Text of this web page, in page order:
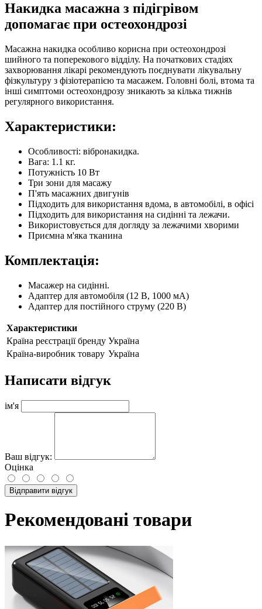
Накидка масажна з підігрівом
допомагає при остеохондрозі
Масажна накидка особливо корисна при остеохондрозі
шийного та поперекового відділу. На початкових стадіях
захворювання лікарі рекомендують поєднувати лікувальну
фізкультуру з фізіотерапією та масажем. Головні болі, втома та
інші симптоми остеохондрозу зникають за кілька тижнів
регулярного використання.
Характеристики:
Особливості: вібронакидка.
Вага: 1.1 кг.
Потужність 10 Вт
Три зони для масажу
П'ять масажних двигунів
Підходить для використання вдома, в автомобілі, в офісі
Підходить для використання на сидінні та лежачи.
Використовується для догляду за лежачими хворими
Приємна м'яка тканина
Комплектація:
Масажер на сидінні.
Адаптер для автомобіля (12 В, 1000 мА)
Адаптер для постійного струму (220 В)
Характеристики
Країна реєстрації бренду Україна
Країна-виробник товару Україна
Написати відгук
ім'я
Ваш відгук:
Оцінка
Відправити відгук
Рекомендовані товари